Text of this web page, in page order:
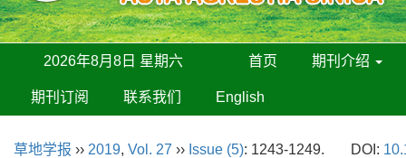
2026年8月8日 星期六 首页 期刊介绍
期刊订阅 联系我们 English
草地学报 ›› 2019, Vol. 27 ›› Issue (5): 1243-1249. DOI: